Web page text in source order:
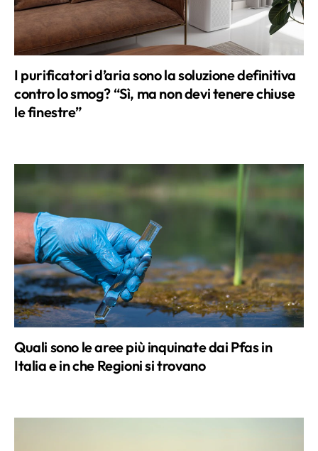
I purificatori d’aria sono la soluzione definitiva
contro lo smog? “Sì, ma non devi tenere chiuse
le finestre”
Quali sono le aree più inquinate dai Pfas in
Italia e in che Regioni si trovano